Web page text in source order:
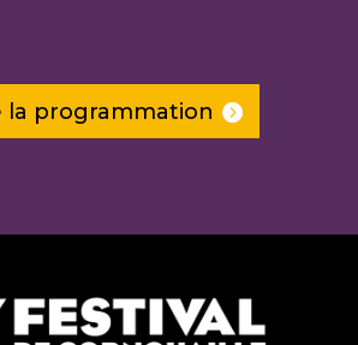
la programmation